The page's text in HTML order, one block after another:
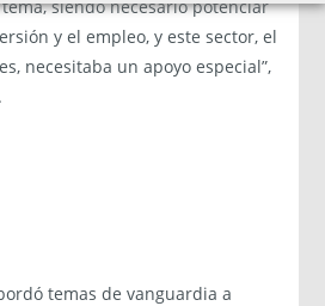
siendo necesario potenciar
y el empleo, y este sector, el
necesitaba un apoyo especial”,
temas de vanguardia a